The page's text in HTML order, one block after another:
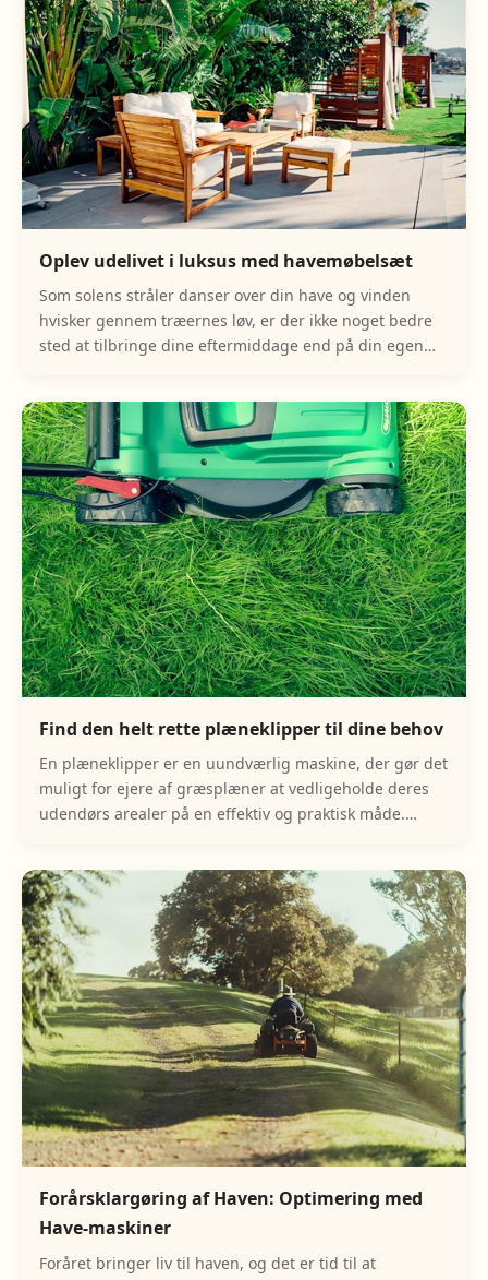
Oplev udelivet i luksus med havemøbelsæt
Som solens stråler danser over din have og vinden
hvisker gennem træernes løv, er der ikke noget bedre
sted at tilbringe dine eftermiddage end på din egen
Find den helt rette plæneklipper til dine behov
En plæneklipper er en uundværlig maskine, der gør det
muligt for ejere af græsplæner at vedligeholde deres
udendørs arealer på en effektiv og praktisk måde.
Forårsklargøring af Haven: Optimering med
Have-maskiner
Foråret bringer liv til haven, og det er tid til at